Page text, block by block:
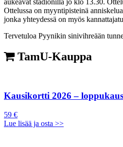
Ottelussa on myyntipisteinä
jonka yhteydessä on myös
Tervetuloa Pyynikin sinivihreään
TamU-Kauppa
Kausikortti 2026 –
59 €
Lue lisää ja osta >>